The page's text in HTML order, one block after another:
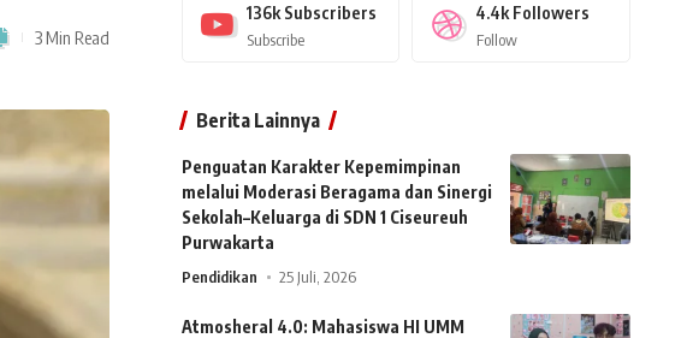
3 Min Read
136k Subscribers
Subscribe
4.4k Followers
Follow
Berita Lainnya
Penguatan Karakter Kepemimpinan
melalui Moderasi Beragama dan Sinergi
Sekolah–Keluarga di SDN 1 Ciseureuh
Purwakarta
Pendidikan 25 Juli, 2026
Atmosheral 4.0: Mahasiswa HI UMM